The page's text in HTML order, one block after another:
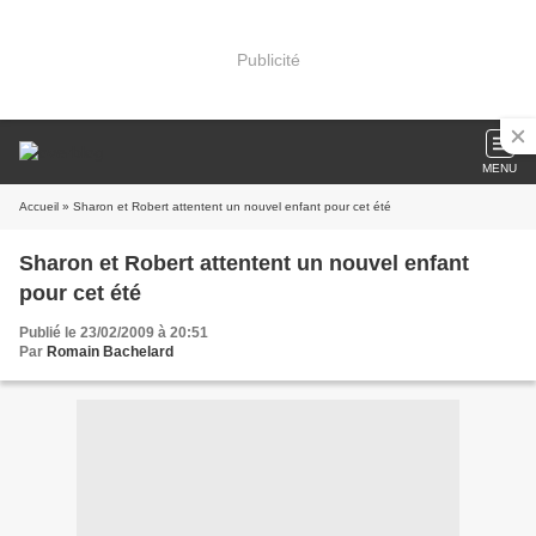
Publicité
MENU
Accueil » Sharon et Robert attentent un nouvel enfant pour cet été
Sharon et Robert attentent un nouvel enfant
pour cet été
Publié le 23/02/2009 à 20:51
Par Romain Bachelard